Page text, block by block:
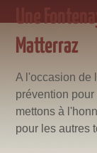
Une
Matterraz
A l'occasion de
prévention
mettons à
pour les autres